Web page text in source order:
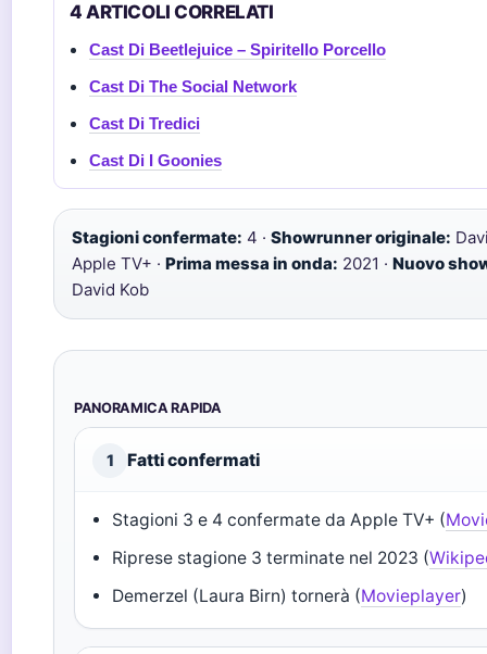
4 ARTICOLI CORRELATI
Cast Di Beetlejuice – Spiritello Porcello
Cast Di The Social Network
Cast Di Tredici
Cast Di I Goonies
Stagioni confermate: 4 · Showrunner originale:
Apple TV+ · Prima messa in onda: 2021 · Nuovo
David Kob
PANORAMICA RAPIDA
1 Fatti confermati
Stagioni 3 e 4 confermate da Apple TV+ (
Riprese stagione 3 terminate nel 2023 (
Demerzel (Laura Birn) tornerà (Movieplayer)